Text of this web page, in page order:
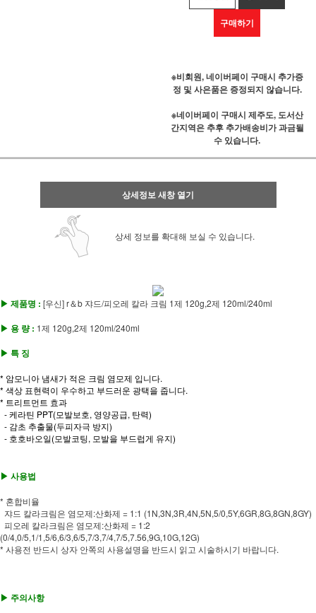
구매하기
※비회원, 네이버페이 구매시 추가증
정 및 사은품은 증정되지 않습니다.
※네이버페이 구매시 제주도, 도서산
간지역은 추후 추가배송비가 과금될
수 있습니다.
상세정보 새창 열기
상세 정보를 확대해 보실 수 있습니다.
▶ 제품명 : [우신] r＆b 쟈드/피오레 칼라 크림 1제 120g,2제 120ml/240ml
▶ 용 량 : 1제 120g,2제 120ml/240ml
▶ 특 징
* 암모니아 냄새가 적은 크림 염모제 입니다.
* 색상 표현력이 우수하고 부드러운 광택을 줍니다.
* 트리트먼트 효과
- 케라틴 PPT(모발보호, 영양공급, 탄력)
- 감초 추출물(두피자극 방지)
- 호호바오일(모발코팅, 모발을 부드럽게 유지)
▶ 사용법
* 혼합비율
쟈드 칼라크림은 염모제:산화제 = 1:1 (1N,3N,3R,4N,5N,5/0,5Y,6GR,8G,8GN,8GY)
피오레 칼라크림은 염모제:산화제 = 1:2
(0/4,0/5,1/1,5/6,6/3,6/5,7/3,7/4,7/5,7.56,9G,10G,12G)
* 사용전 반드시 상자 안쪽의 사용설명을 반드시 읽고 시술하시기 바랍니다.
▶ 주의사항